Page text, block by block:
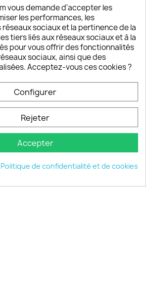
entre 92% et 94% de nos clients
produits
écoute
disponible 6/7J de 10h à 18H
keyboard_arrow_down
vous demande d'accepter les
les performances, les
sociaux et la pertinence de la
tiers liés aux réseaux sociaux et à la
pour vous offrir des fonctionnalités
sociaux, ainsi que des
Acceptez-vous ces cookies ?
Configurer
Rejeter
Accepter
Politique de confidentialité et de cookies